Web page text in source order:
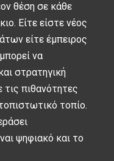
θέση σε κάθε
Είτε είστε νέος
είτε έμπειρος
να
στρατηγική
τις πιθανότητες
τοπίο.
ψηφιακό και το